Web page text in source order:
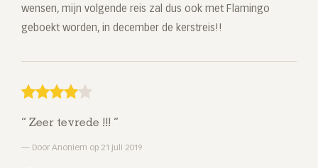
wensen, mijn volgende reis zal dus ook met Flamingo
geboekt worden, in december de kerstreis!!
Zeer tevrede !!!
Door Anoniem op 21 juli 2019